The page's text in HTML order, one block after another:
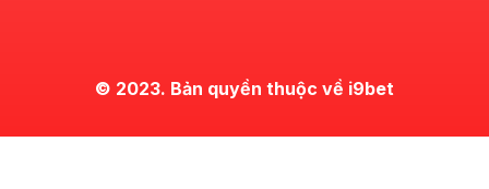
© 2023. Bản quyền thuộc về i9bet